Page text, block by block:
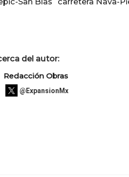
del autor:
Redacción Obras
@ExpansionMx